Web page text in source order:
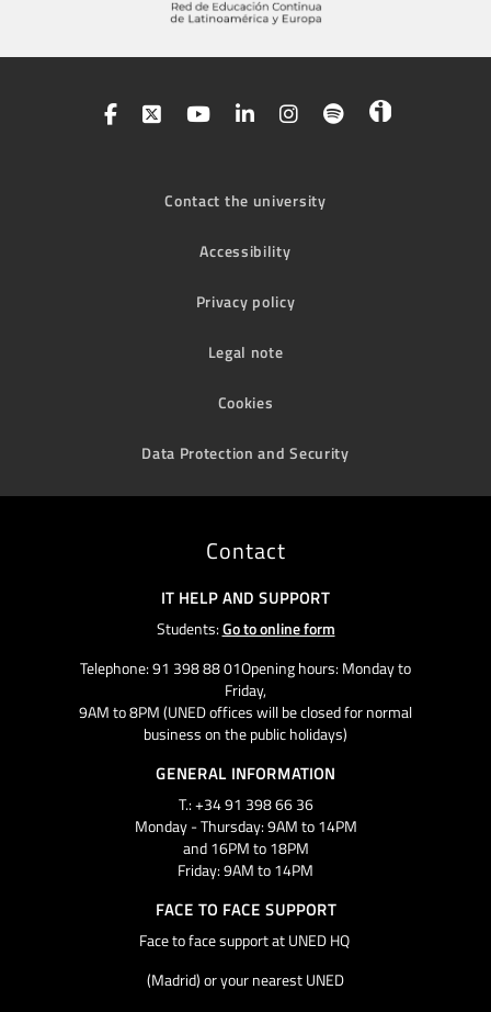
Contact the university
Accessibility
Privacy policy
Legal note
Cookies
Data Protection and Security
Contact
IT HELP AND SUPPORT
Students:Go to online form
Telephone: 91 398 88 01Opening hours: Monday to
Friday,
9AM to 8PM (UNED offices will be closed for normal
business on the public holidays)
GENERAL INFORMATION
T.: +34 91 398 66 36
Monday - Thursday: 9AM to 14PM
and 16PM to 18PM
Friday: 9AM to 14PM
FACE TO FACE SUPPORT
Face to face support at UNED HQ
(Madrid) or your nearest UNED